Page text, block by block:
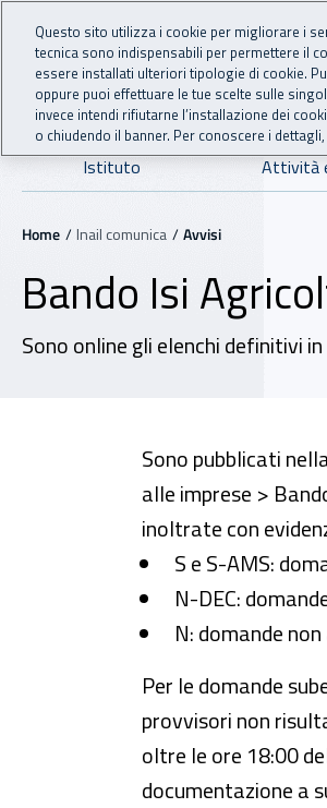
Vai al menu principale
Vai al contenuto principale
INAIL - Istituto
Navigazione
Istituto Attività
Navigazione - Ti trovi in:
Home Inail comunica Avvisi
Bando Isi
Sono online gli elenchi definitivi
Sono pubblicati
alle imprese >
inoltrate con
S e S-AMS:
N-DEC:
N: domande
Per le domande
provvisori non
oltre le ore 18:00
documentazione a
Questo sito utilizza i cookie per migliorare i
tecnica sono indispensabili per permettere il
essere installati ulteriori tipologie di cookie.
oppure puoi effettuare le tue scelte sulle
invece intendi rifiutarne l’installazione dei
o chiudendo il banner. Per conoscere i